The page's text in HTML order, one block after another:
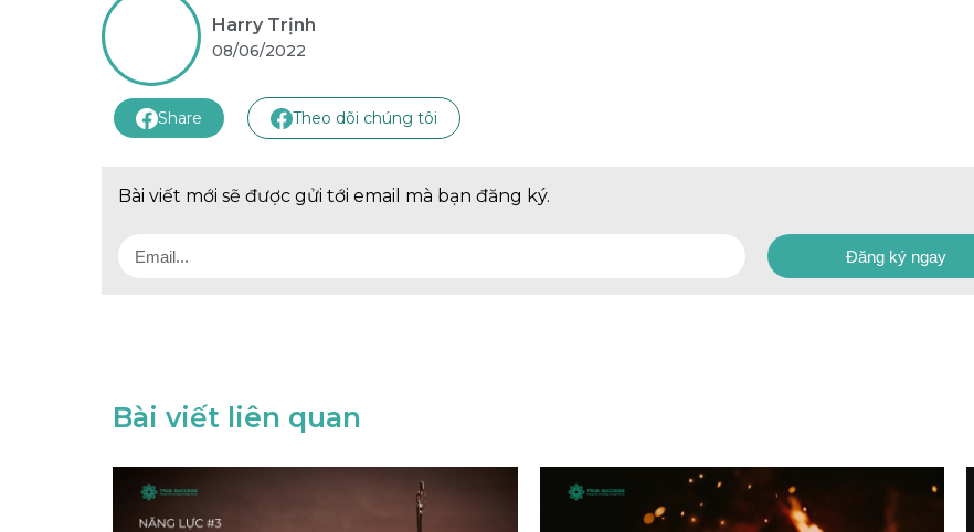
Harry Trịnh
08/06/2022
Share Theo dõi chúng tôi
Bài viết mới sẽ được gửi tới email mà bạn đăng ký.
Đăng ký ngay
Bài viết liên quan